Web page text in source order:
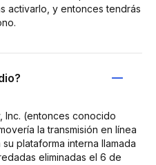
activarlo, y entonces tendrás
Inc. (entonces conocido
la transmisión en línea
plataforma interna llamada
eliminadas el 6 de